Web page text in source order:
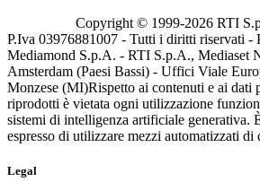
Copyright © 1999-2026 RTI
P.Iva 03976881007 - Tutti i diritti riservati -
Mediamond S.p.A. - RTI S.p.A., Mediaset
Amsterdam (Paesi Bassi) - Uffici Viale
Monzese (MI)Rispetto ai contenuti e ai dati
riprodotti è vietata ogni utilizzazione
sistemi di intelligenza artificiale generativa.
espresso di utilizzare mezzi automatizzati di
Legal